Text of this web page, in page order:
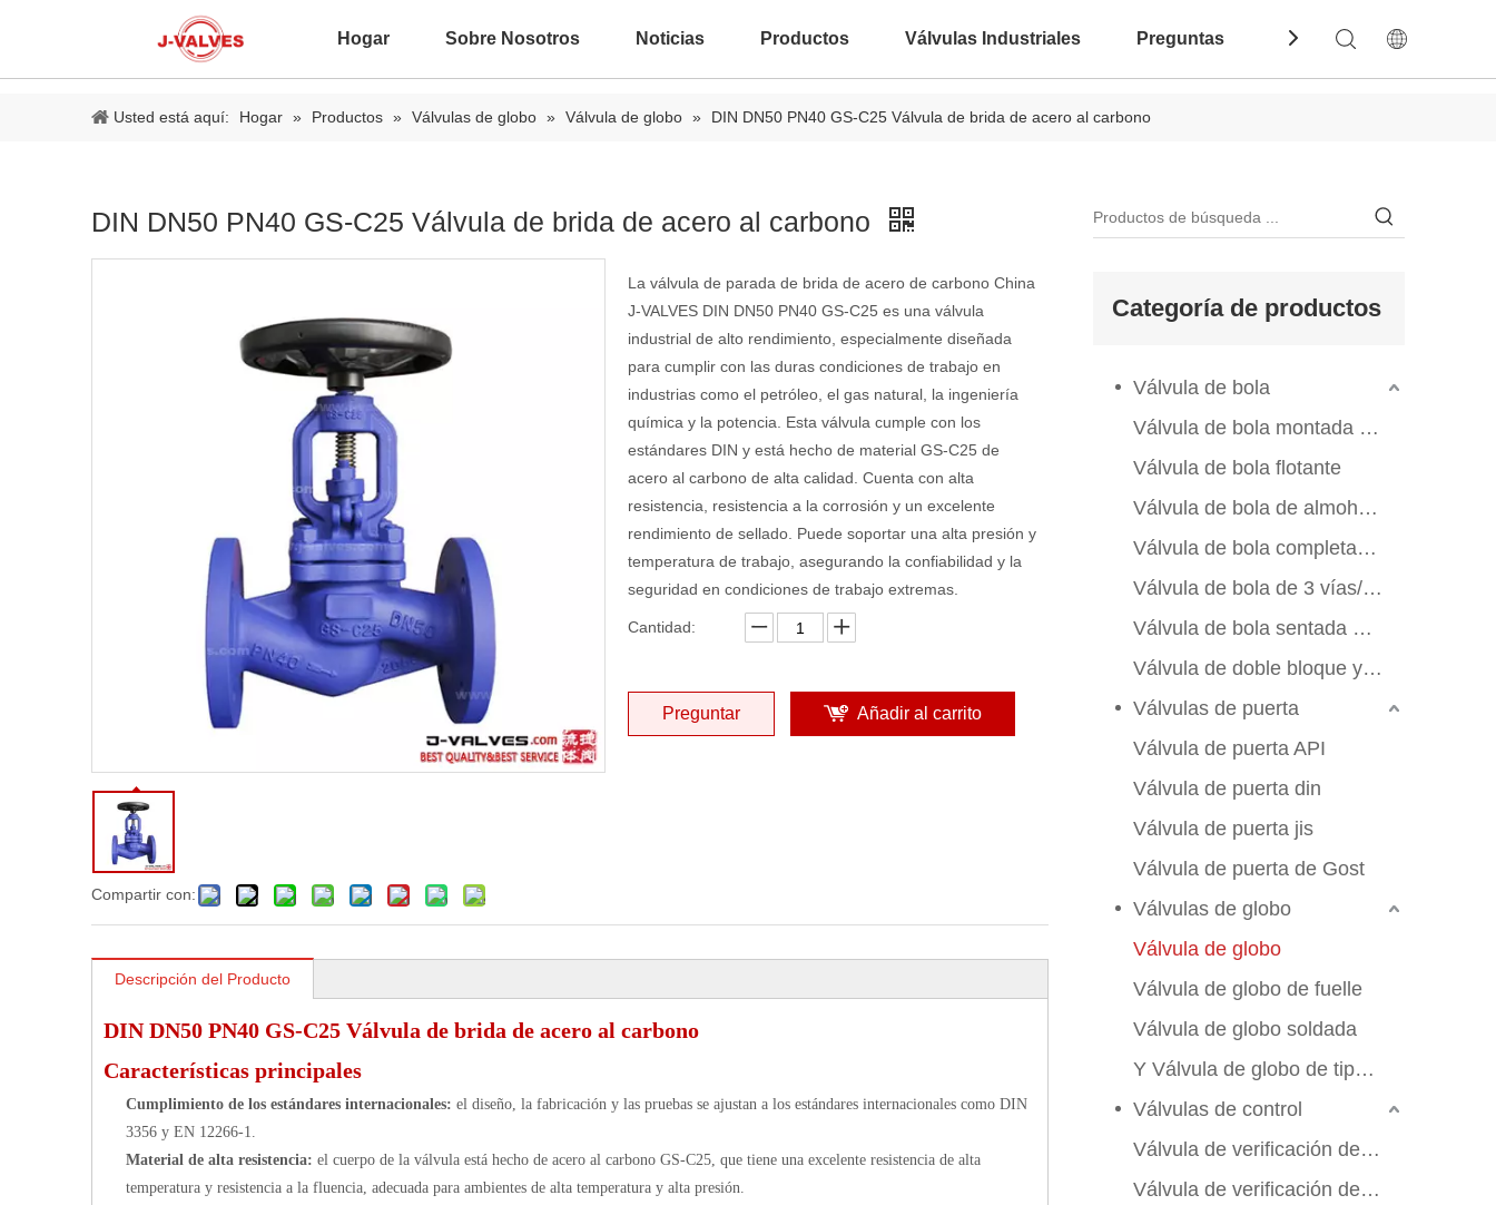
Hogar Sobre Nosotros Noticias Productos Válvulas Industriales Preguntas Frecuentes Contáctenos
Usted está aquí: Hogar » Productos » Válvulas de globo » Válvula de globo » DIN DN50 PN40 GS-C25 Válvula de brida de acero al carbono
DIN DN50 PN40 GS-C25 Válvula de brida de acero al carbono
Compartir con:
La válvula de parada de brida de acero de carbono China
J-VALVES DIN DN50 PN40 GS-C25 es una válvula
industrial de alto rendimiento, especialmente diseñada
para cumplir con las duras condiciones de trabajo en
industrias como el petróleo, el gas natural, la ingeniería
química y la potencia. Esta válvula cumple con los
estándares DIN y está hecho de material GS-C25 de
acero al carbono de alta calidad. Cuenta con alta
resistencia, resistencia a la corrosión y un excelente
rendimiento de sellado. Puede soportar una alta presión y
temperatura de trabajo, asegurando la confiabilidad y la
seguridad en condiciones de trabajo extremas.
Cantidad:
Preguntar Añadir al carrito
Descripción del Producto
DIN DN50 PN40 GS-C25 Válvula de brida de acero al carbono
Características principales
Cumplimiento de los estándares internacionales: el diseño, la fabricación y las pruebas se ajustan a los estándares internacionales como DIN
3356 y EN 12266-1.
Material de alta resistencia: el cuerpo de la válvula está hecho de acero al carbono GS-C25, que tiene una excelente resistencia de alta
temperatura y resistencia a la fluencia, adecuada para ambientes de alta temperatura y alta presión.
Categoría de productos
Válvula de bola
Válvula de bola montada en el muelle
Válvula de bola flotante
Válvula de bola de almohadilla de montaje
Válvula de bola completamente soldada
Válvula de bola de 3 vías/4 vías
Válvula de bola sentada de metal
Válvula de doble bloque y sangrado
Válvulas de puerta
Válvula de puerta API
Válvula de puerta din
Válvula de puerta jis
Válvula de puerta de Gost
Válvulas de globo
Válvula de globo
Válvula de globo de fuelle
Válvula de globo soldada
Y Válvula de globo de tipo Y
Válvulas de control
Válvula de verificación de swing
Válvula de verificación de elevación